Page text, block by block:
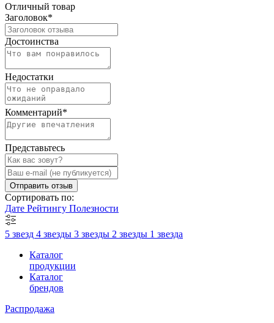
Отличный товар
Заголовок*
Достоинства
Недостатки
Комментарий*
Представьтесь
Отправить отзыв
Сортировать по:
Дате Рейтингу Полезности
5 звезд 4 звезды 3 звезды 2 звезды 1 звезда
Каталог
продукции
Каталог
брендов
Распродажа